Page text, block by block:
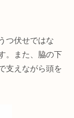
つ伏せではな
。また、脇の下
支えながら頭を